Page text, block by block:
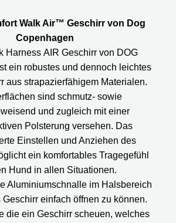
Walk Air™ Geschirr von Dog
Copenhagen
Harness AIR Geschirr von DOG
ein robustes und dennoch leichtes
aus strapazierfähigem Materialen.
sind schmutz- sowie
und zugleich mit einer
Polsterung versehen. Das
Einstellen und Anziehen des
ein komfortables Tragegefühl
Hund in allen Situationen.
Aluminiumschnalle im Halsbereich
Geschirr einfach öffnen zu können.
die ein Geschirr scheuen, welches